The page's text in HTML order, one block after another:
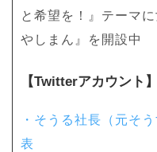
と希望を！』テーマ
やしまん』を開設中
【Twitterアカウント】
・そうる社長（元そ
表